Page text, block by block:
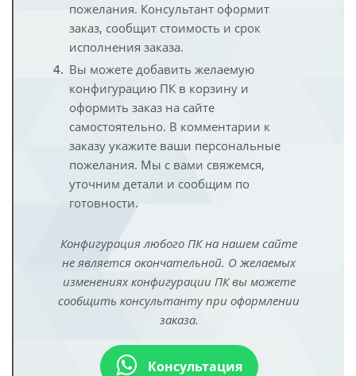
пожелания. Консультант оформит
заказ, сообщит стоимость и срок
исполнения заказа.
Вы можете добавить желаемую
конфигурацию ПК в корзину и
оформить заказ на сайте
самостоятельно. В комментарии к
заказу укажите ваши персональные
пожелания. Мы с вами свяжемся,
уточним детали и сообщим по
готовности.
Конфигурация любого ПК на нашем сайте
не является окончательной. О желаемых
изменениях конфигурации ПК вы можете
сообщить консультанту при оформлении
заказа.
Консультация